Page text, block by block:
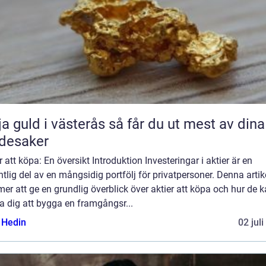
i västerås så får du ut mest av dina
att köpa: En översikt Introduktion Investeringar i aktier är en
del av en mångsidig portfölj för privatpersoner. Denna
att ge en grundlig överblick över aktier att köpa och hur de
dig att bygga en framgångsr...
02 juli